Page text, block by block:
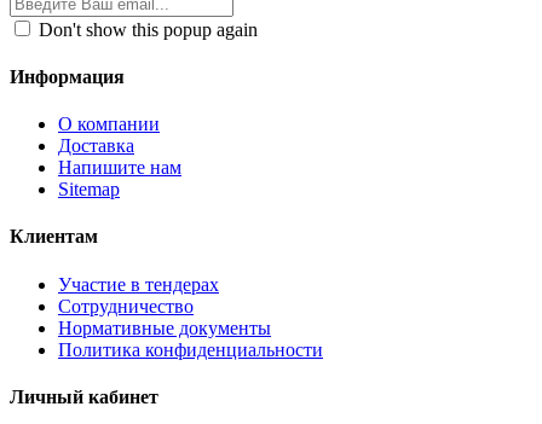
Don't show this popup again
Информация
О компании
Доставка
Напишите нам
Sitemap
Клиентам
Участие в тендерах
Сотрудничество
Нормативные документы
Политика конфиденциальности
Личный кабинет